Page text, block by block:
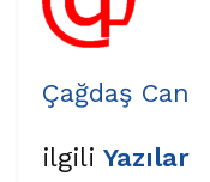
Çağdaş Can
ilgili Yazılar